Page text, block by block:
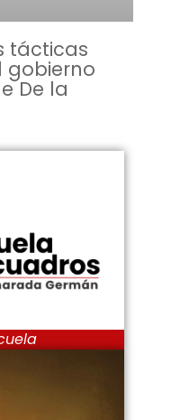
tácticas
gobierno
De la